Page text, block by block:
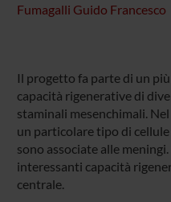
Fumagalli Guido Francesco
Il progetto fa parte di un
capacità rigenerative di
staminali mesenchimali.
un particolare tipo di
sono associate alle
interessanti capacità
centrale.